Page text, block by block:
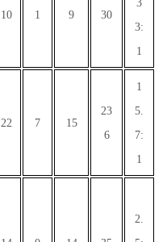
10 1 9 30
3
3:
1
22 7 15
23
6
1
5.
7:
1
2.